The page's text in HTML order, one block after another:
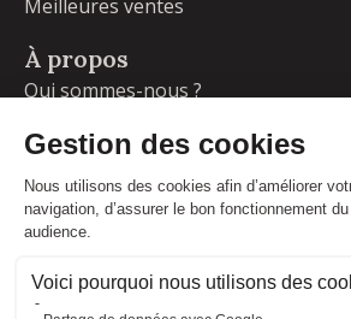
Meilleures ventes
À propos
Qui sommes-nous ?
Livraisons et retours
Blog
Votre compte
Commandes
Adresses